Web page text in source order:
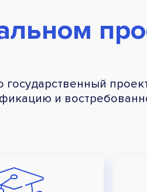
государственный
и